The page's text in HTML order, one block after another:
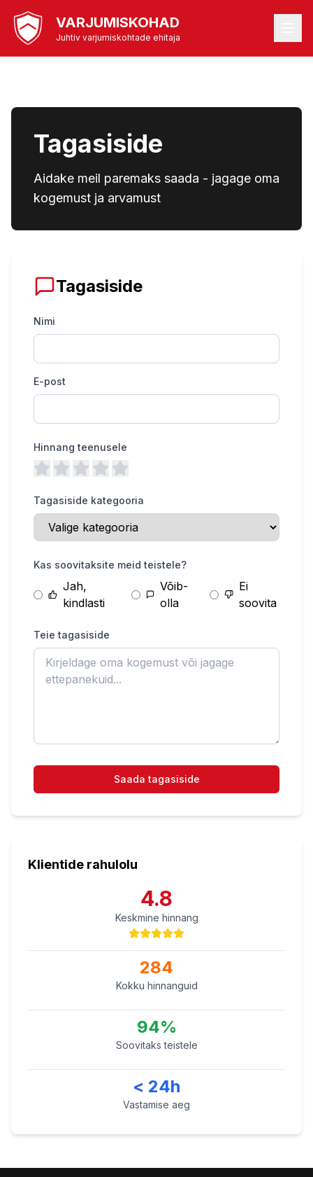
VARJUMISKOHAD
Juhtiv varjumiskohtade ehitaja
Tagasiside
Aidake meil paremaks saada - jagage oma
kogemust ja arvamust
Tagasiside
Nimi
E-post
Hinnang teenusele
Tagasiside kategooria
Kas soovitaksite meid teistele?
Jah,
kindlasti
Võib-
olla
Ei
soovita
Teie tagasiside
Saada tagasiside
Klientide rahulolu
4.8
Keskmine hinnang
284
Kokku hinnanguid
94%
Soovitaks teistele
< 24h
Vastamise aeg